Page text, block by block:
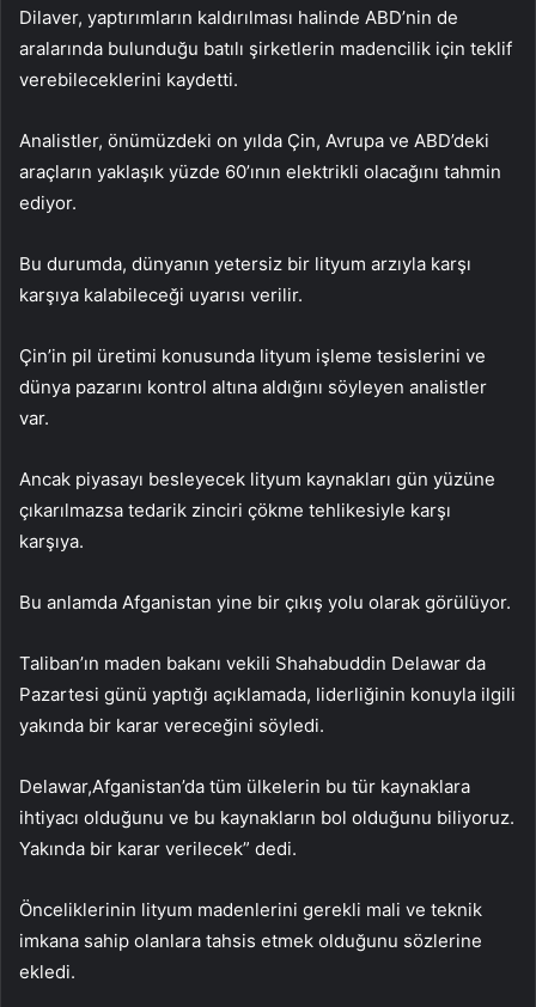
Dilaver, yaptırımların kaldırılması halinde ABD’nin de
aralarında bulunduğu batılı şirketlerin madencilik için teklif
verebileceklerini kaydetti.
Analistler, önümüzdeki on yılda Çin, Avrupa ve ABD’deki
araçların yaklaşık yüzde 60’ının elektrikli olacağını tahmin
ediyor.
Bu durumda, dünyanın yetersiz bir lityum arzıyla karşı
karşıya kalabileceği uyarısı verilir.
Çin’in pil üretimi konusunda lityum işleme tesislerini ve
dünya pazarını kontrol altına aldığını söyleyen analistler
var.
Ancak piyasayı besleyecek lityum kaynakları gün yüzüne
çıkarılmazsa tedarik zinciri çökme tehlikesiyle karşı
karşıya.
Bu anlamda Afganistan yine bir çıkış yolu olarak görülüyor.
Taliban’ın maden bakanı vekili Shahabuddin Delawar da
Pazartesi günü yaptığı açıklamada, liderliğinin konuyla ilgili
yakında bir karar vereceğini söyledi.
Delawar,Afganistan’da tüm ülkelerin bu tür kaynaklara
ihtiyacı olduğunu ve bu kaynakların bol olduğunu biliyoruz.
Yakında bir karar verilecek” dedi.
Önceliklerinin lityum madenlerini gerekli mali ve teknik
imkana sahip olanlara tahsis etmek olduğunu sözlerine
ekledi.